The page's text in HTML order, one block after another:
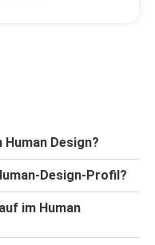
Design?
Design-Profil?
im Human